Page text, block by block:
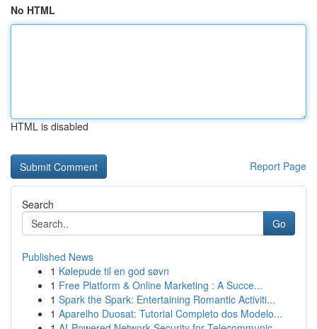
No HTML
HTML is disabled
Report Page
Search
Go
Published News
1 Kølepude til en god søvn
1 Free Platform & Online Marketing : A Succe...
1 Spark the Spark: Entertaining Romantic Activiti...
1 Aparelho Duosat: Tutorial Completo dos Modelo...